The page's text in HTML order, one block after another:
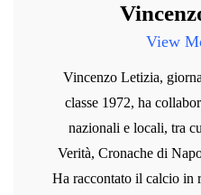
View
Vincenzo Letizia,
classe 1972, ha
nazionali e locali, tra
Verità, Cronache di
Ha raccontato il calcio in